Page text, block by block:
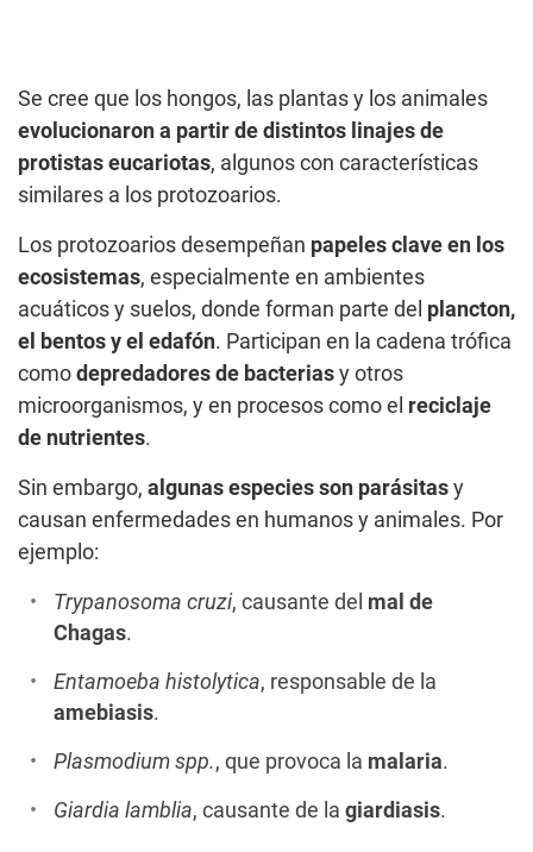
Se cree que los hongos, las plantas y los animales
evolucionaron a partir de distintos linajes de
protistas eucariotas, algunos con características
similares a los protozoarios.
Los protozoarios desempeñan papeles clave en los
ecosistemas, especialmente en ambientes
acuáticos y suelos, donde forman parte del plancton,
el bentos y el edafón. Participan en la cadena trófica
como depredadores de bacterias y otros
microorganismos, y en procesos como el reciclaje
de nutrientes.
Sin embargo, algunas especies son parásitas y
causan enfermedades en humanos y animales. Por
ejemplo:
Trypanosoma cruzi, causante del mal de
Chagas.
Entamoeba histolytica, responsable de la
amebiasis.
Plasmodium spp., que provoca la malaria.
Giardia lamblia, causante de la giardiasis.